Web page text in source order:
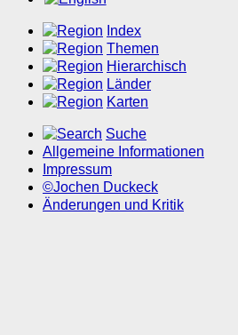
Index
Themen
Hierarchisch
Länder
Karten
Suche
Allgemeine Informationen
Impressum
©Jochen Duckeck
Änderungen und Kritik